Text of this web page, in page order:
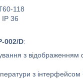
118
IP 36
002/D:
з відображенням
з інтерфейсом